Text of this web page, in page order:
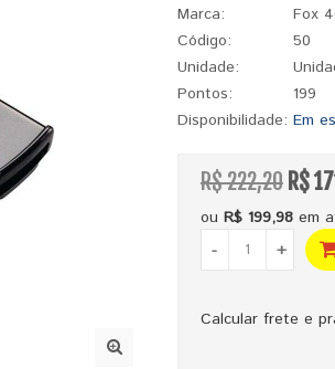
Marca:
Fox
Código:
50
Unidade:
Pontos:
199
Disponibilidade: Em
R$ 222,20 R$
ou R$ 199,98em
-
+
Calcular frete e